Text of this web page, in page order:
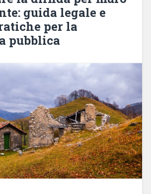
guida legale e
per la
pubblica